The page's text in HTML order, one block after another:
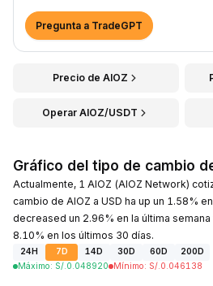
Pregunta a TradeGPT
Precio de AIOZ
Operar AIOZ/USDT
Gráfico del tipo de cambio
Actualmente, 1 AIOZ (AIOZ Network)
cambio de AIOZ a USD ha up un 1.58%
decreased un 2.96% en la última
8.10% en los últimos 30 días.
24H 7D 14D 30D 60D
200D
Máximo: S/. 0.048920 Mínimo: S/. 0.046138